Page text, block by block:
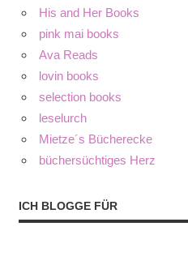
His and Her Books
pink mai books
Ava Reads
lovin books
selection books
leselurch
Mietze´s Bücherecke
büchersüchtiges Herz
ICH BLOGGE FÜR